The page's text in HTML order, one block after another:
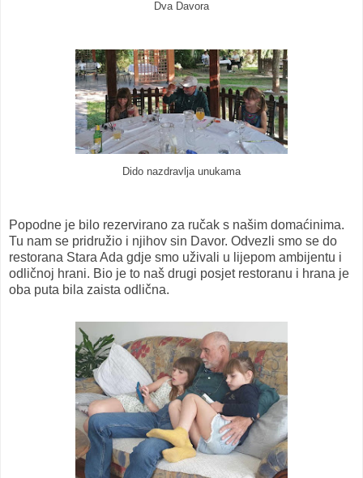
Dva Davora
Dido nazdravlja unukama
Popodne je bilo rezervirano za ručak s našim domaćinima.
Tu nam se pridružio i njihov sin Davor. Odvezli smo se do
restorana Stara Ada gdje smo uživali u lijepom ambijentu i
odličnoj hrani. Bio je to naš drugi posjet restoranu i hrana je
oba puta bila zaista odlična.